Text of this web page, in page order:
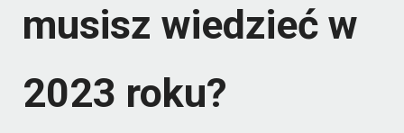
musisz wiedzieć w
2023 roku?